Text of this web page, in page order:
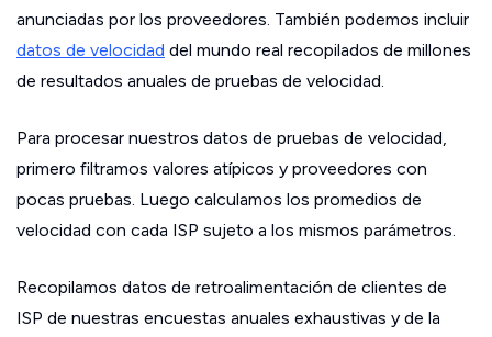
anunciadas por los proveedores. También podemos incluir
datos de velocidad del mundo real recopilados de millones
de resultados anuales de pruebas de velocidad.
Para procesar nuestros datos de pruebas de velocidad,
primero filtramos valores atípicos y proveedores con
pocas pruebas. Luego calculamos los promedios de
velocidad con cada ISP sujeto a los mismos parámetros.
Recopilamos datos de retroalimentación de clientes de
ISP de nuestras encuestas anuales exhaustivas y de la